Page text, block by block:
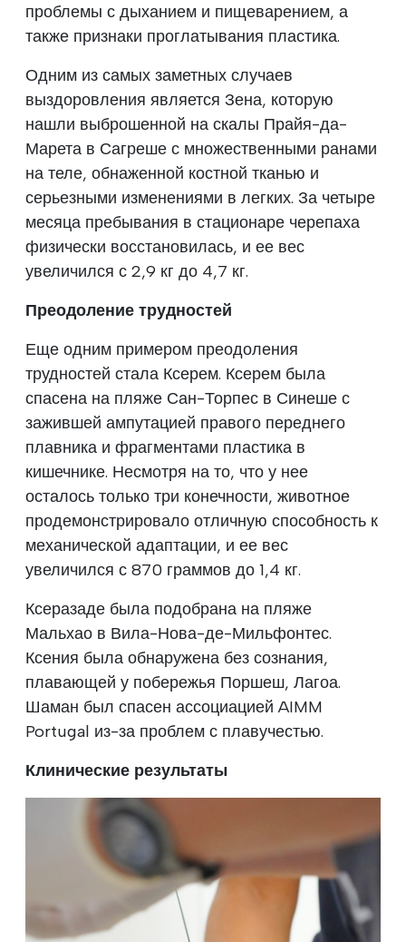
проблемы с дыханием и пищеварением, а
также признаки проглатывания пластика.
Одним из самых заметных случаев
выздоровления является Зена, которую
нашли выброшенной на скалы Прайя-да-
Марета в Сагреше с множественными ранами
на теле, обнаженной костной тканью и
серьезными изменениями в легких. За четыре
месяца пребывания в стационаре черепаха
физически восстановилась, и ее вес
увеличился с 2,9 кг до 4,7 кг.
Преодоление трудностей
Еще одним примером преодоления
трудностей стала Ксерем. Ксерем была
спасена на пляже Сан-Торпес в Синеше с
зажившей ампутацией правого переднего
плавника и фрагментами пластика в
кишечнике. Несмотря на то, что у нее
осталось только три конечности, животное
продемонстрировало отличную способность к
механической адаптации, и ее вес
увеличился с 870 граммов до 1,4 кг.
Ксеразаде была подобрана на пляже
Мальхао в Вила-Нова-де-Мильфонтес.
Ксения была обнаружена без сознания,
плавающей у побережья Поршеш, Лагоа.
Шаман был спасен ассоциацией AIMM
Portugal из-за проблем с плавучестью.
Клинические результаты